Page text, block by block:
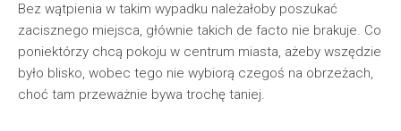
Bez wątpienia w takim wypadku należałoby poszukać
zacisznego miejsca, głównie takich de facto nie brakuje. Co
poniektórzy chcą pokoju w centrum miasta, ażeby wszędzie
było blisko, wobec tego nie wybiorą czegoś na obrzeżach,
choć tam przeważnie bywa trochę taniej.